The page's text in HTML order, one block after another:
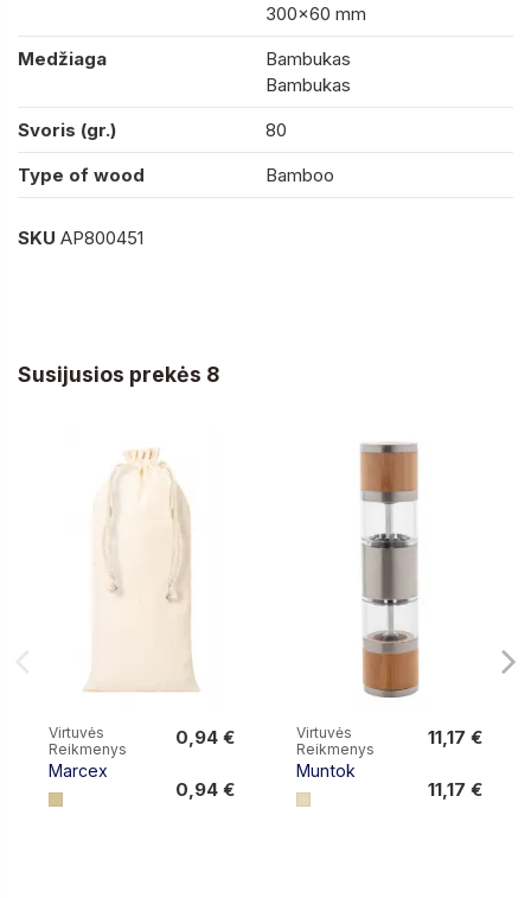
300×60 mm
Medžiaga
Bambukas
Bambukas
Svoris (gr.)
80
Type of wood
Bamboo
SKU AP800451
Susijusios prekės 8
Virtuvės
Reikmenys
Marcex
0,94 €
0,94 €
Virtuvės
Reikmenys
Muntok
11,17 €
11,17 €